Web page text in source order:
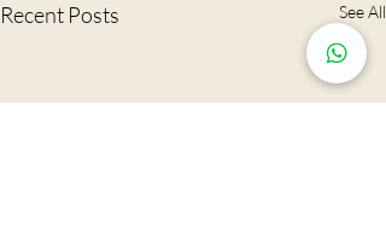
Recent Posts See All